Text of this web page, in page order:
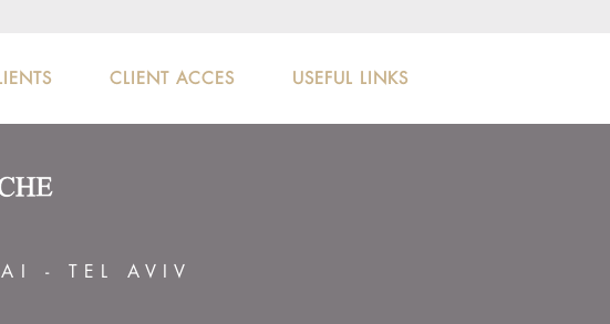
CLIENT ACCES USEFUL LINKS
- TEL AVIV